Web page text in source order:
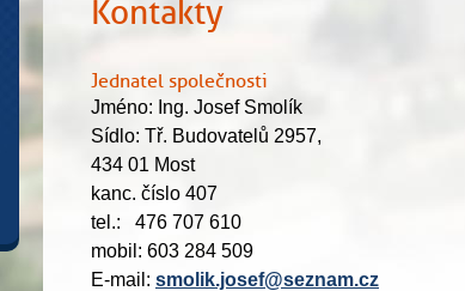
Kontakty
Jednatel společnosti
Jméno: Ing. Josef Smolík
Sídlo: Tř. Budovatelů 2957,
434 01 Most
kanc. číslo 407
tel.: 476 707 610
mobil: 603 284 509
E-mail: smolik.josef@seznam.cz